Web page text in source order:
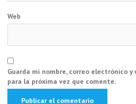
Web
Guarda mi nombre, correo electrónico
para la próxima vez que comente.